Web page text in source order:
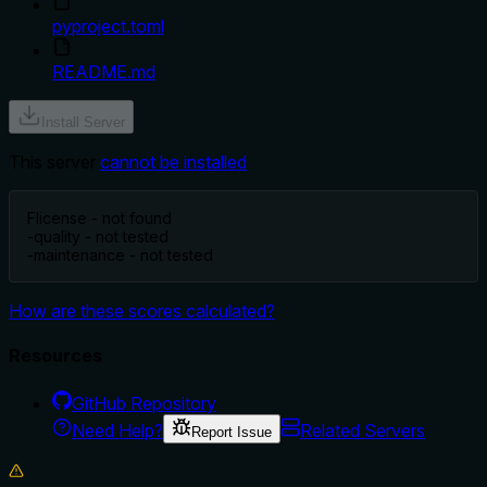
pyproject.toml
README.md
Install Server
cannot be installed
Flicense - not found
-quality - not tested
-maintenance - not tested
How are these scores calculated?
GitHub Repository
Need Help?
Report Issue Related Servers